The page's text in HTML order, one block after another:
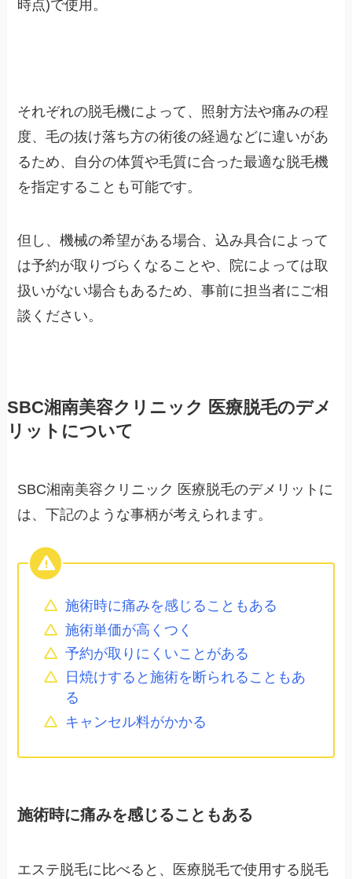
時点)で使用。
それぞれの脱毛機によって、照射方法や痛みの程
度、毛の抜け落ち方の術後の経過などに違いがあ
るため、自分の体質や毛質に合った最適な脱毛機
を指定することも可能です。
但し、機械の希望がある場合、込み具合によって
は予約が取りづらくなることや、院によっては取
扱いがない場合もあるため、事前に担当者にご相
談ください。
SBC湘南美容クリニック 医療脱毛のデメ
リットについて
SBC湘南美容クリニック 医療脱毛のデメリットに
は、下記のような事柄が考えられます。
施術時に痛みを感じることもある
施術単価が高くつく
予約が取りにくいことがある
日焼けすると施術を断られることもあ
る
キャンセル料がかかる
施術時に痛みを感じることもある
エステ脱毛に比べると、医療脱毛で使用する脱毛